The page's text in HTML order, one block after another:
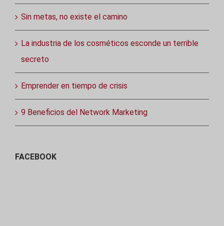
Sin metas, no existe el camino
La industria de los cosméticos esconde un terrible
secreto
Emprender en tiempo de crisis
9 Beneficios del Network Marketing
FACEBOOK